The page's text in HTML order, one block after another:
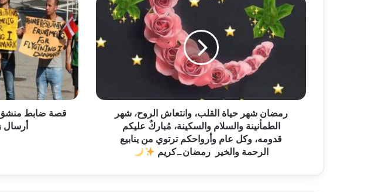
ر
‏رمضان شهر حياة القلب، وانتعاش الروح، شهر
الطمأنينة والسلام والسكينة، مُباركٌ عليكم
قدومه، وكل عام وأرواحكم ترتوي من ينابيع
الرحمة والخير ‏⁧ رمضان_كريم ⁩
ص
ة
ض
ا
ب
ط
م
ن
قصة ضابط
أرسال